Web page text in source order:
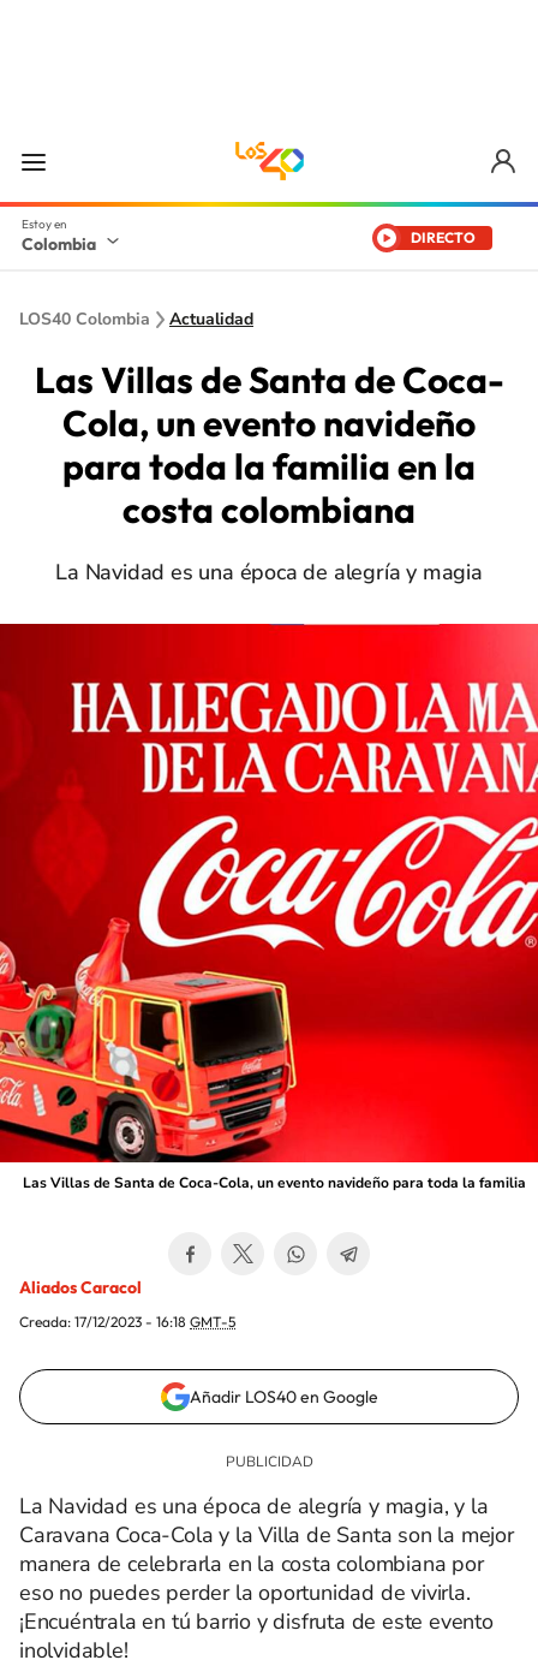
Colombia DIRECTO
LOS40 Colombia Actualidad
Las Villas de Santa de Coca-
Cola, un evento navideño
para toda la familia en la
costa colombiana
La Navidad es una época de alegría y magia
Las Villas de Santa de Coca-Cola, un evento navideño para toda la familia
Aliados Caracol
Creada: 17/12/2023 - 16:18 GMT-5
Añadir LOS40 en Google
La Navidad es una época de alegría y magia, y la
Caravana Coca-Cola y la Villa de Santa son la mejor
manera de celebrarla en la costa colombiana por
eso no puedes perder la oportunidad de vivirla.
¡Encuéntrala en tú barrio y disfruta de este evento
inolvidable!